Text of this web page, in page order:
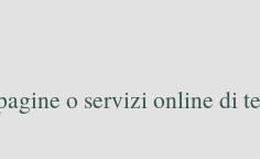
o servizi online